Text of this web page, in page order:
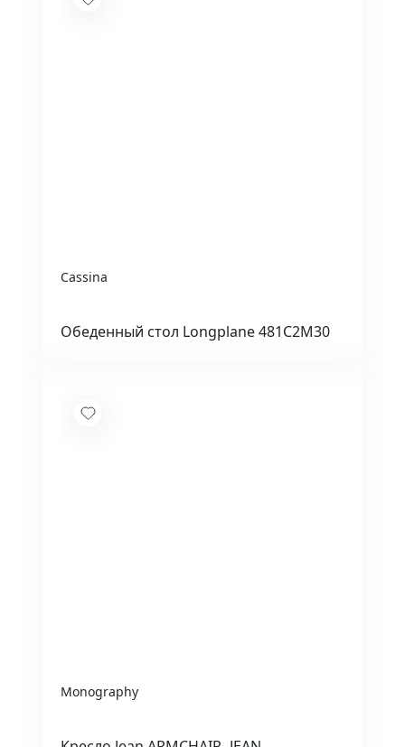
Cassina
Обеденный стол Longplane 481C2M30
Monography